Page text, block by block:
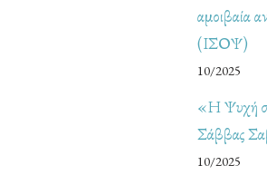
αμοιβαία
(ΙΣΟΨ)
10/2025
«Η Ψυχή
Σάββας
10/2025